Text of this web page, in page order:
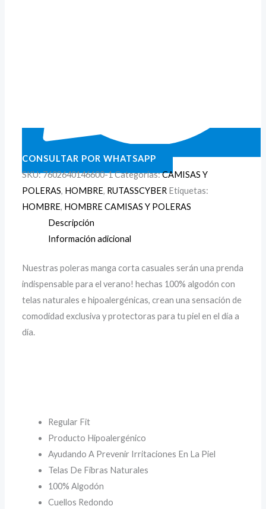
CONSULTAR POR WHATSAPP
SKU:7602640146600-1Categorías:CAMISAS Y
POLERAS, HOMBRE, RUTASSCYBER Etiquetas:
HOMBRE, HOMBRE CAMISAS Y POLERAS
Descripción
Información adicional
Nuestras poleras manga corta casuales serán una prenda
indispensable para el verano! hechas 100% algodón con
telas naturales e hipoalergénicas, crean una sensación de
comodidad exclusiva y protectoras para tu piel en el día a
día.
Regular Fit
Producto Hipoalergénico
Ayudando A Prevenir Irritaciones En La Piel
Telas De Fibras Naturales
100% Algodón
Cuellos Redondo